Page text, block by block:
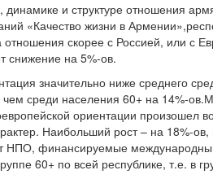
и структуре отношения
«Качество жизни в
скорее с Россией, или с
снижение на 5%-ов.
значительно ниже среднего
среди населения 60+ на 14%-
ориентации произошел
Наибольший рост – на 18%-
НПО, финансируемые
60+ по всей республике, т.е. в